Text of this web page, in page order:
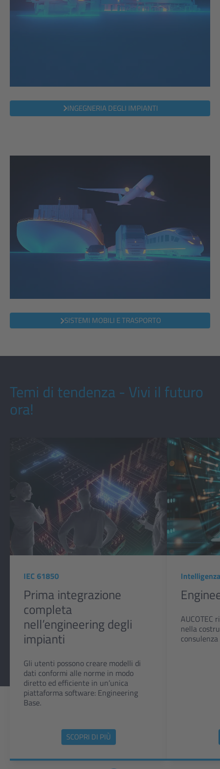
INGEGNERIA DEGLI IMPIANTI
SISTEMI MOBILI E TRASPORTO
Temi di tendenza - Vivi il futuro
ora!
IEC 61850
Prima integrazione
completa
nell’engineering degli
impianti
Gli utenti possono creare modelli di
dati conformi alle norme in modo
diretto ed efficiente in un’unica
piattaforma software: Engineering
Base.
SCOPRI DI PIÙ
AUCOTEC
nella